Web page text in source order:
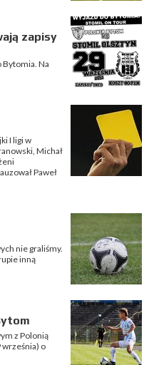
zapisy
Bytomia. Na
I ligi w
Michał
Paweł
nie graliśmy.
inną
z Polonią
września) o